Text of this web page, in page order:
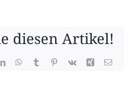
diesen Artikel!
LinkedInWhatsApp
TumblrPinterest
Vk Xing E-